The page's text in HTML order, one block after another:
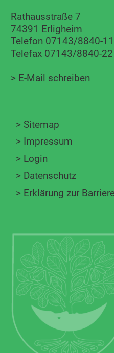
Rathausstraße 7
74391 Erligheim
Telefon 07143/8840-11
Telefax 07143/8840-22
> E-Mail schreiben
> Sitemap
> Impressum
> Login
> Datenschutz
> Erklärung zur